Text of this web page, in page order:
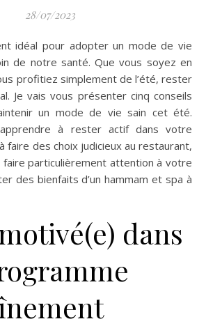
28/07/2023
de notre santé. Que vous soyez en
profitiez simplement de l’été, rester
Je vais vous présenter cinq conseils
un mode de vie sain cet été.
à rester actif dans votre
faire des choix judicieux au restaurant,
particulièrement attention à votre
des bienfaits d’un hammam et spa à
dans